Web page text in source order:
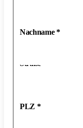
Nachname*
Straße
PLZ *